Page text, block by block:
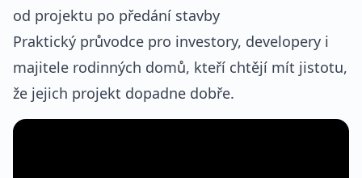
od projektu po předání stavby
Praktický průvodce pro investory, developery i
majitele rodinných domů, kteří chtějí mít jistotu,
že jejich projekt dopadne dobře.